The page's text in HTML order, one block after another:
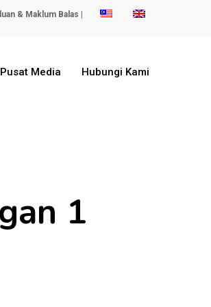
& Maklum Balas |
Pusat Media Hubungi Kami
1